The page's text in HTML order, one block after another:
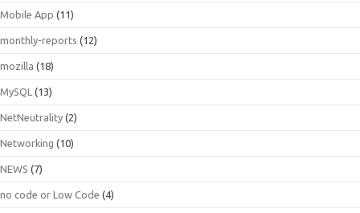
Mobile App (11)
monthly-reports (12)
mozilla (18)
MySQL (13)
NetNeutrality (2)
Networking (10)
NEWS (7)
no code or Low Code (4)